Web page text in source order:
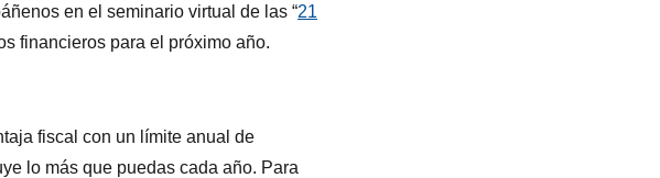
en el seminario virtual de las “21
financieros para el próximo año.
fiscal con un límite anual de
lo más que puedas cada año. Para